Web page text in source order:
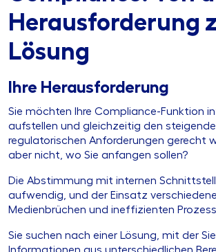
Herausforderung
Lösung
Ihre Herausforderung
Sie möchten Ihre Compliance-Funktion
aufstellen und gleichzeitig den
regulatorischen Anforderungen gerecht
aber nicht, wo Sie anfangen sollen?
Die Abstimmung mit internen
aufwendig, und der Einsatz
Medienbrüchen und ineffizienten
Sie suchen nach einer Lösung, mit der
Informationen aus unterschiedlichen